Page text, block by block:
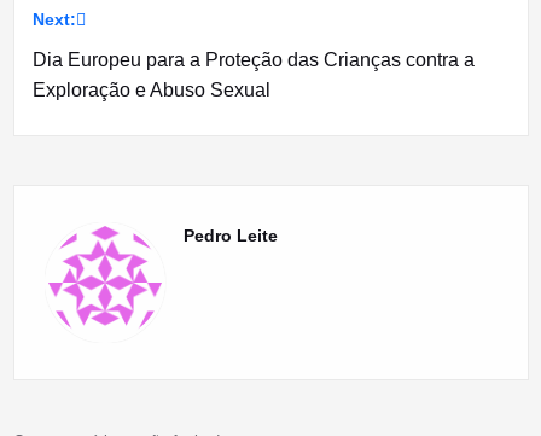
artigos
Next:
Dia Europeu para a Proteção das Crianças contra a
Exploração e Abuso Sexual
Pedro Leite